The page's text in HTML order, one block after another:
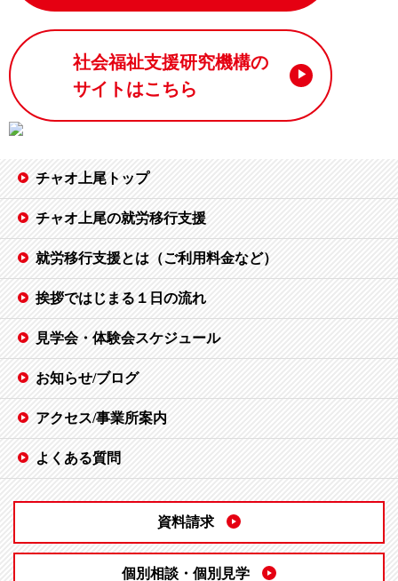
社会福祉支援研究機構の
サイトはこちら
チャオ上尾トップ
チャオ上尾の就労移行支援
就労移行支援とは（ご利用料金など）
挨拶ではじまる１日の流れ
見学会・体験会スケジュール
お知らせ/ブログ
アクセス/事業所案内
よくある質問
資料請求
個別相談・個別見学